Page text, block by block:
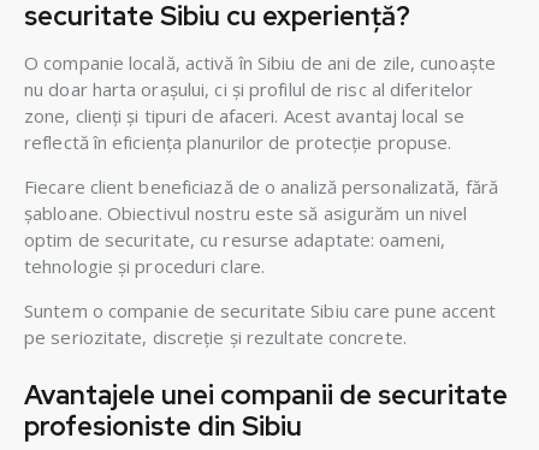
securitate Sibiu cu experiență?
O companie locală, activă în Sibiu de ani de zile, cunoaște
nu doar harta orașului, ci și profilul de risc al diferitelor
zone, clienți și tipuri de afaceri. Acest avantaj local se
reflectă în eficiența planurilor de protecție propuse.
Fiecare client beneficiază de o analiză personalizată, fără
șabloane. Obiectivul nostru este să asigurăm un nivel
optim de securitate, cu resurse adaptate: oameni,
tehnologie și proceduri clare.
Suntem o companie de securitate Sibiu care pune accent
pe seriozitate, discreție și rezultate concrete.
Avantajele unei companii de securitate
profesioniste din Sibiu